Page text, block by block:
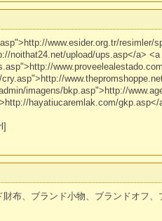
www.esider.org.tr/resimler/
noithat24.net/upload/ups.asp</a> <a
imagens/bkp.asp">http://
hayatiucaremlak.com/gkp.asp</
布、ブランド小物、ブランドオフ、